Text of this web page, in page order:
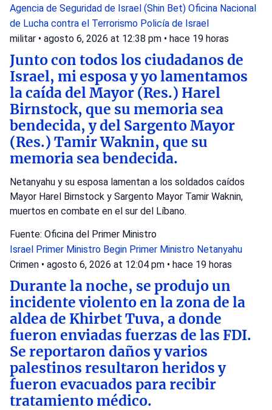
Agencia de Seguridad de Israel (Shin Bet) Oficina Nacional
de Lucha contra el Terrorismo Policía de Israel
militar • agosto 6, 2026 at 12:38 pm • hace 19 horas
Junto con todos los ciudadanos de
Israel, mi esposa y yo lamentamos
la caída del Mayor (Res.) Harel
Birnstock, que su memoria sea
bendecida, y del Sargento Mayor
(Res.) Tamir Waknin, que su
memoria sea bendecida.
Netanyahu y su esposa lamentan a los soldados caídos
Mayor Harel Birnstock y Sargento Mayor Tamir Waknin,
muertos en combate en el sur del Líbano.
Fuente: Oficina del Primer Ministro
Israel Primer Ministro Begin Primer Ministro Netanyahu
Crimen • agosto 6, 2026 at 12:04 pm • hace 19 horas
Durante la noche, se produjo un
incidente violento en la zona de la
aldea de Khirbet Tuva, a donde
fueron enviadas fuerzas de las FDI.
Se reportaron daños y varios
palestinos resultaron heridos y
fueron evacuados para recibir
tratamiento médico.